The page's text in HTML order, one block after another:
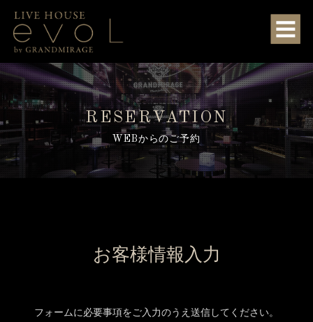
RESERVATION
WEBからのご予約
お客様情報入力
フォームに必要事項をご入力のうえ送信してください。